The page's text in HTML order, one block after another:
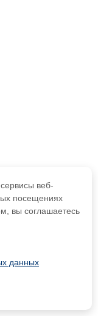
веб-
посещениях
вы соглашаетесь
данных